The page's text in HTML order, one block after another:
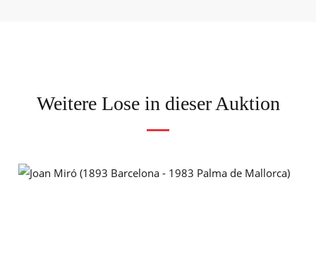
Weitere Lose in dieser Auktion